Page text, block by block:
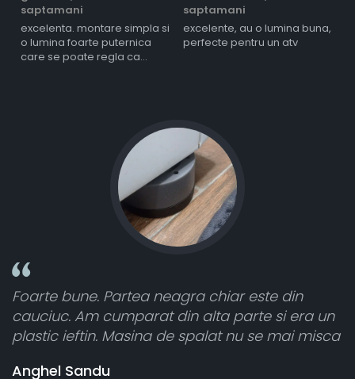
saptamani
excelenta. montare simpla si
o lumina foarte puternica
care se poate regla ca
saptamani
excelente, au o lumina buna,
perfecte pentru un atv
din
si era un
mai misca
Toate sunt foarte luminoase și
atât de bine în curtea din spate. A
cele 8 bucati dar una nu a funcționat,